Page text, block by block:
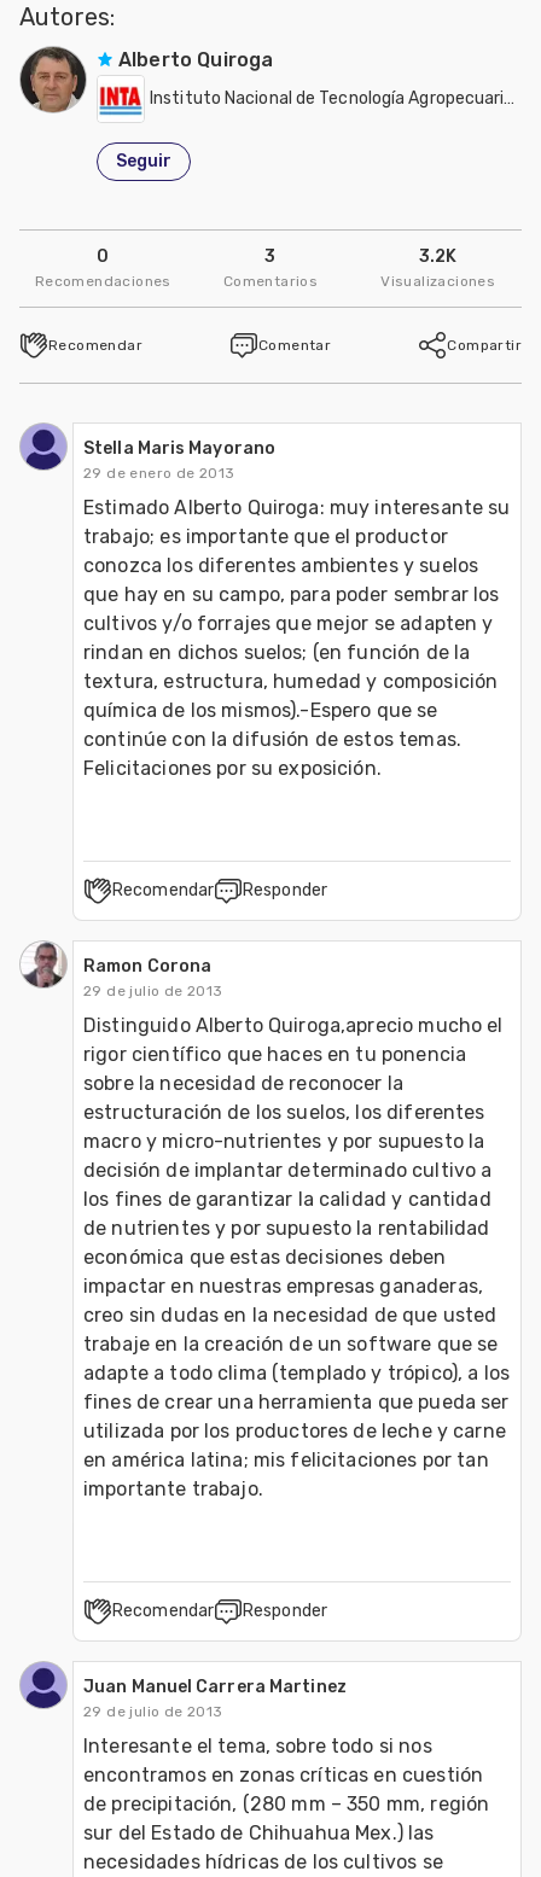
Autores:
Alberto Quiroga
Instituto Nacional de Tecnología Agropecuaria - INTA
Seguir
0
Recomendaciones
3
Comentarios
3.2K
Visualizaciones
Recomendar Comentar Compartir
Stella Maris Mayorano
29 de enero de 2013
Estimado Alberto Quiroga: muy interesante su
trabajo; es importante que el productor
conozca los diferentes ambientes y suelos
que hay en su campo, para poder sembrar los
cultivos y/o forrajes que mejor se adapten y
rindan en dichos suelos; (en función de la
textura, estructura, humedad y composición
química de los mismos).-Espero que se
continúe con la difusión de estos temas.
Felicitaciones por su exposición.
Recomendar Responder
Ramon Corona
29 de julio de 2013
Distinguido Alberto Quiroga,aprecio mucho el
rigor científico que haces en tu ponencia
sobre la necesidad de reconocer la
estructuración de los suelos, los diferentes
macro y micro-nutrientes y por supuesto la
decisión de implantar determinado cultivo a
los fines de garantizar la calidad y cantidad
de nutrientes y por supuesto la rentabilidad
económica que estas decisiones deben
impactar en nuestras empresas ganaderas,
creo sin dudas en la necesidad de que usted
trabaje en la creación de un software que se
adapte a todo clima (templado y trópico), a los
fines de crear una herramienta que pueda ser
utilizada por los productores de leche y carne
en américa latina; mis felicitaciones por tan
importante trabajo.
Recomendar Responder
Juan Manuel Carrera Martinez
29 de julio de 2013
Interesante el tema, sobre todo si nos
encontramos en zonas críticas en cuestión
de precipitación, (280 mm – 350 mm, región
sur del Estado de Chihuahua Mex.) las
necesidades hídricas de los cultivos se